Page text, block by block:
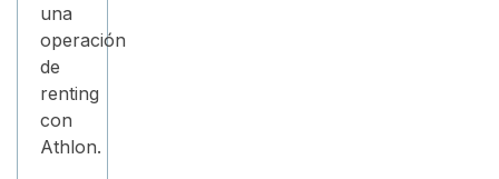
una
operación
de
renting
con
Athlon.